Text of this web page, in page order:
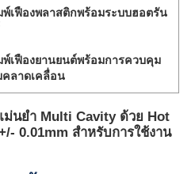
พ์เฟืองพลาสติกพร้อมระบบฮอตรัน
พ์เฟืองยานยนต์พร้อมการควบคุม
คลาดเคลื่อน
ม่นยํา Multi Cavity ด้วย Hot
0.01mm สําหรับการใช้งาน